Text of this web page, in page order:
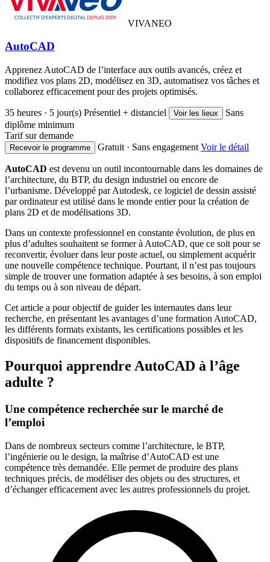
VIVANEO
AutoCAD
Apprenez AutoCAD de l’interface aux outils avancés, créez et
modifiez vos plans 2D, modélisez en 3D, automatisez vos tâches et
collaborez efficacement pour des projets optimisés.
35 heures · 5 jour(s) Présentiel + distanciel Voir les lieux
Sans
diplôme minimum
Tarif sur demande
Recevoir le programme Gratuit · Sans engagement Voir le détail
AutoCAD est devenu un outil incontournable dans les domaines de
l’architecture, du BTP, du design industriel ou encore de
l’urbanisme. Développé par Autodesk, ce logiciel de dessin assisté
par ordinateur est utilisé dans le monde entier pour la création de
plans 2D et de modélisations 3D.
Dans un contexte professionnel en constante évolution, de plus en
plus d’adultes souhaitent se former à AutoCAD, que ce soit pour se
reconvertir, évoluer dans leur poste actuel, ou simplement acquérir
une nouvelle compétence technique. Pourtant, il n’est pas toujours
simple de trouver une formation adaptée à ses besoins, à son emploi
du temps ou à son niveau de départ.
Cet article a pour objectif de guider les internautes dans leur
recherche, en présentant les avantages d’une formation AutoCAD,
les différents formats existants, les certifications possibles et les
dispositifs de financement disponibles.
Pourquoi apprendre AutoCAD à l’âge
adulte ?
Une compétence recherchée sur le marché de
l’emploi
Dans de nombreux secteurs comme l’architecture, le BTP,
l’ingénierie ou le design, la maîtrise d’AutoCAD est une
compétence très demandée. Elle permet de produire des plans
techniques précis, de modéliser des objets ou des structures, et
d’échanger efficacement avec les autres professionnels du projet.